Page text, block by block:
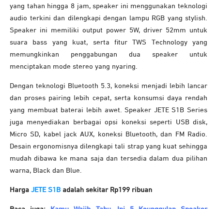
yang tahan hingga 8 jam, speaker ini menggunakan teknologi
audio terkini dan dilengkapi dengan lampu RGB yang stylish.
Speaker ini memiliki output power 5W, driver 52mm untuk
suara bass yang kuat, serta fitur TWS Technology yang
memungkinkan penggabungan dua speaker untuk
menciptakan mode stereo yang nyaring.
Dengan teknologi Bluetooth 5.3, koneksi menjadi lebih lancar
dan proses pairing lebih cepat, serta konsumsi daya rendah
yang membuat baterai lebih awet. Speaker JETE S1B Series
juga menyediakan berbagai opsi koneksi seperti USB disk,
Micro SD, kabel jack AUX, koneksi Bluetooth, dan FM Radio.
Desain ergonomisnya dilengkapi tali strap yang kuat sehingga
mudah dibawa ke mana saja dan tersedia dalam dua pilihan
warna, Black dan Blue.
Harga JETE S1B adalah sekitar Rp199 ribuan